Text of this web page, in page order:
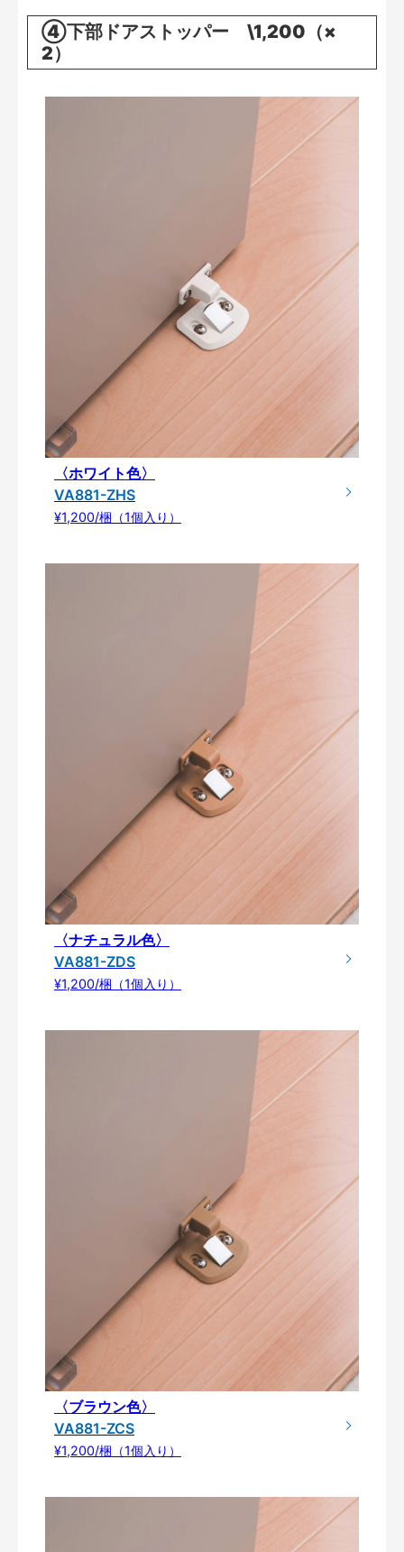
④下部ドアストッパー \1,200（×
2）
〈ホワイト色〉
VA881-ZHS
¥1,200/梱（1個入り）
〈ナチュラル色〉
VA881-ZDS
¥1,200/梱（1個入り）
〈ブラウン色〉
VA881-ZCS
¥1,200/梱（1個入り）